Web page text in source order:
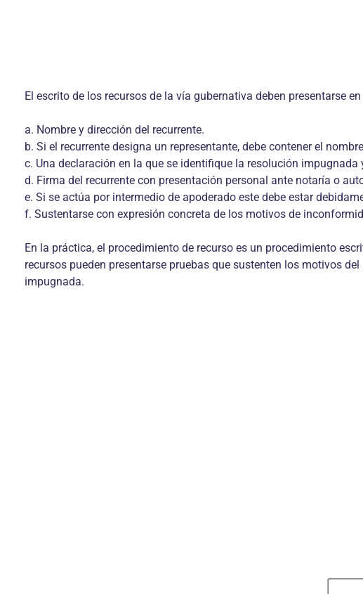
El escrito de los recursos de la vía gubernativa deben presentarse
a. Nombre y dirección del recurrente.
b. Si el recurrente designa un representante, debe contener el
c. Una declaración en la que se identifique la resolución
d. Firma del recurrente con presentación personal ante notaría o
e. Si se actúa por intermedio de apoderado este debe estar
f. Sustentarse con expresión concreta de los motivos de
En la práctica, el procedimiento de recurso es un procedimiento
recursos pueden presentarse pruebas que sustenten los motivos
impugnada.